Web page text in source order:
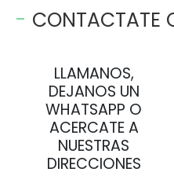
CONTACTATE
LLAMANOS,
DEJANOS UN
WHATSAPP O
ACERCATE A
NUESTRAS
DIRECCIONES